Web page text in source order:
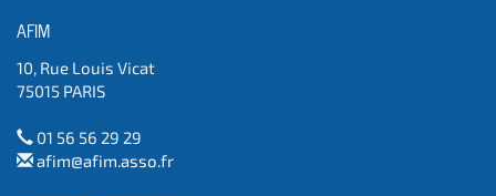
AFIM
10, Rue Louis Vicat
75015 PARIS
01 56 56 29 29
afim@afim.asso.fr